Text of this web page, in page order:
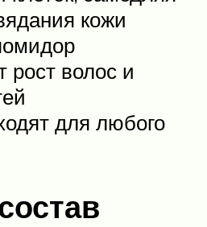
кожи
рост волос и
для любого